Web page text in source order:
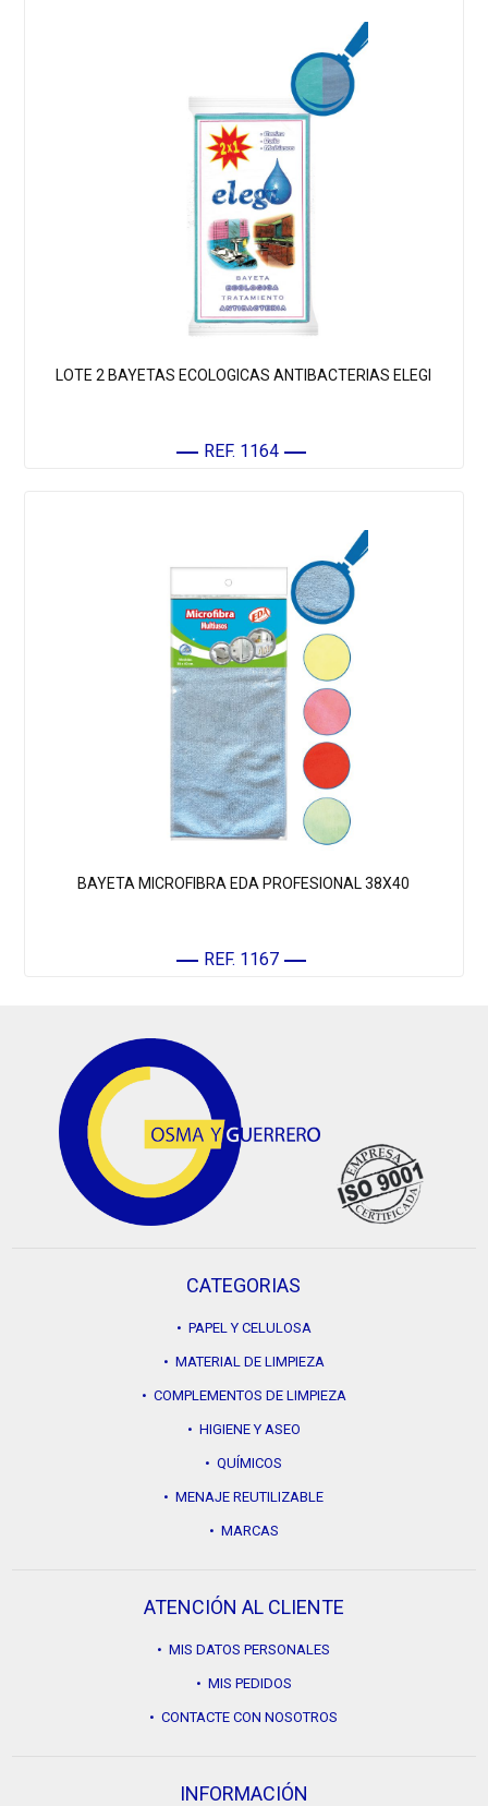
LOTE 2 BAYETAS ECOLOGICAS ANTIBACTERIAS ELEGI
REF. 1164
BAYETA MICROFIBRA EDA PROFESIONAL 38X40
REF. 1167
CATEGORIAS
• PAPEL Y CELULOSA
• MATERIAL DE LIMPIEZA
• COMPLEMENTOS DE LIMPIEZA
• HIGIENE Y ASEO
• QUÍMICOS
• MENAJE REUTILIZABLE
• MARCAS
ATENCIÓN AL CLIENTE
• MIS DATOS PERSONALES
• MIS PEDIDOS
• CONTACTE CON NOSOTROS
INFORMACIÓN